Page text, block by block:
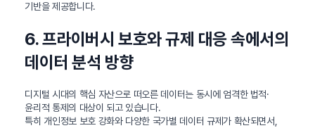
기반을 제공합니다.
6. 프라이버시 보호와 규제 대응 속에서의
데이터 분석 방향
디지털 시대의 핵심 자산으로 떠오른 데이터는 동시에 엄격한 법적·
윤리적 통제의 대상이 되고 있습니다.
특히 개인정보 보호 강화와 다양한 국가별 데이터 규제가 확산되면서,